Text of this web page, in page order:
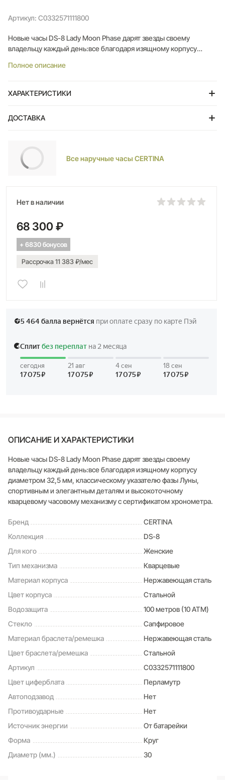
Артикул: C0332571111800
Новые часы DS-8 Lady Moon Phase дарят звезды своему
владельцу каждый день:все благодаря изящному корпусу
спортивным и элегантным деталям и высокоточному
Полное описание
ХАРАКТЕРИСТИКИ
ДОСТАВКА
Все наручные часы CERTINA
Нет в наличии
68 300 ₽
+ 6830 бонусов
Рассрочка 11 383 ₽/мес
ОПИСАНИЕ И ХАРАКТЕРИСТИКИ
Новые часы DS-8 Lady Moon Phase дарят звезды своему
владельцу каждый день:все благодаря изящному корпусу
диаметром 32,5 мм, классическому указателю фазы Луны,
спортивным и элегантным деталям и высокоточному
кварцевому часовому механизму с сертификатом хронометра.
Бренд
CERTINA
Коллекция
DS-8
Для кого
Женские
Тип механизма
Кварцевые
Материал корпуса
Нержавеющая сталь
Цвет корпуса
Стальной
Водозащита
100 метров (10 ATM)
Стекло
Сапфировое
Материал браслета/ремешка
Нержавеющая сталь
Цвет браслета/ремешка
Стальной
Артикул
C0332571111800
Цвет циферблата
Перламутр
Автоподзавод
Нет
Противоударные
Нет
Источник энергии
От батарейки
Форма
Круг
Диаметр (мм.)
30